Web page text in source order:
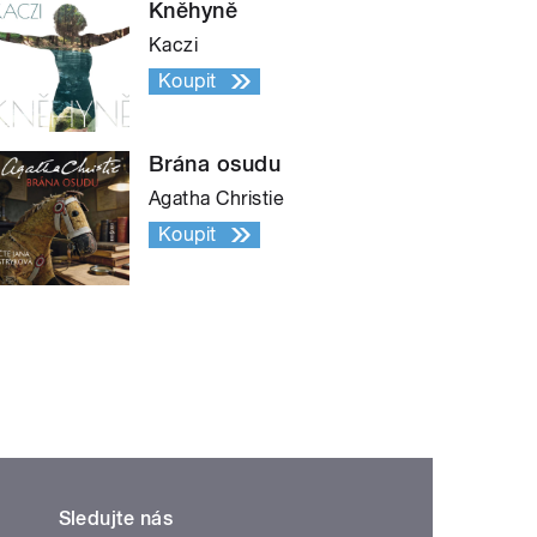
Kněhyně
Kaczi
Koupit
Brána osudu
Agatha Christie
Koupit
Sledujte nás